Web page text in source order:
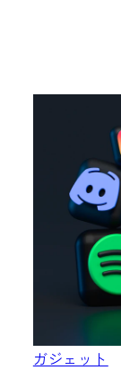
ガジェット